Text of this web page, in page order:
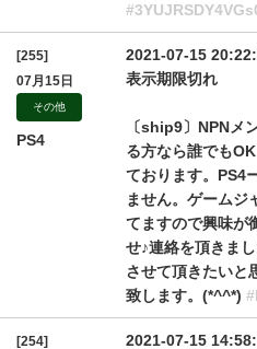
[255]
07月15日
その他
PS4
2021-07-15
表示期限切れ
〔ship9〕NPNメ
る方なら誰でも
ております。PS4
ません。ゲームジ
てますので興味が
せ♪連絡を頂きま
させて頂きたいと
致します。(*^^*)
[254] 2021-07-15